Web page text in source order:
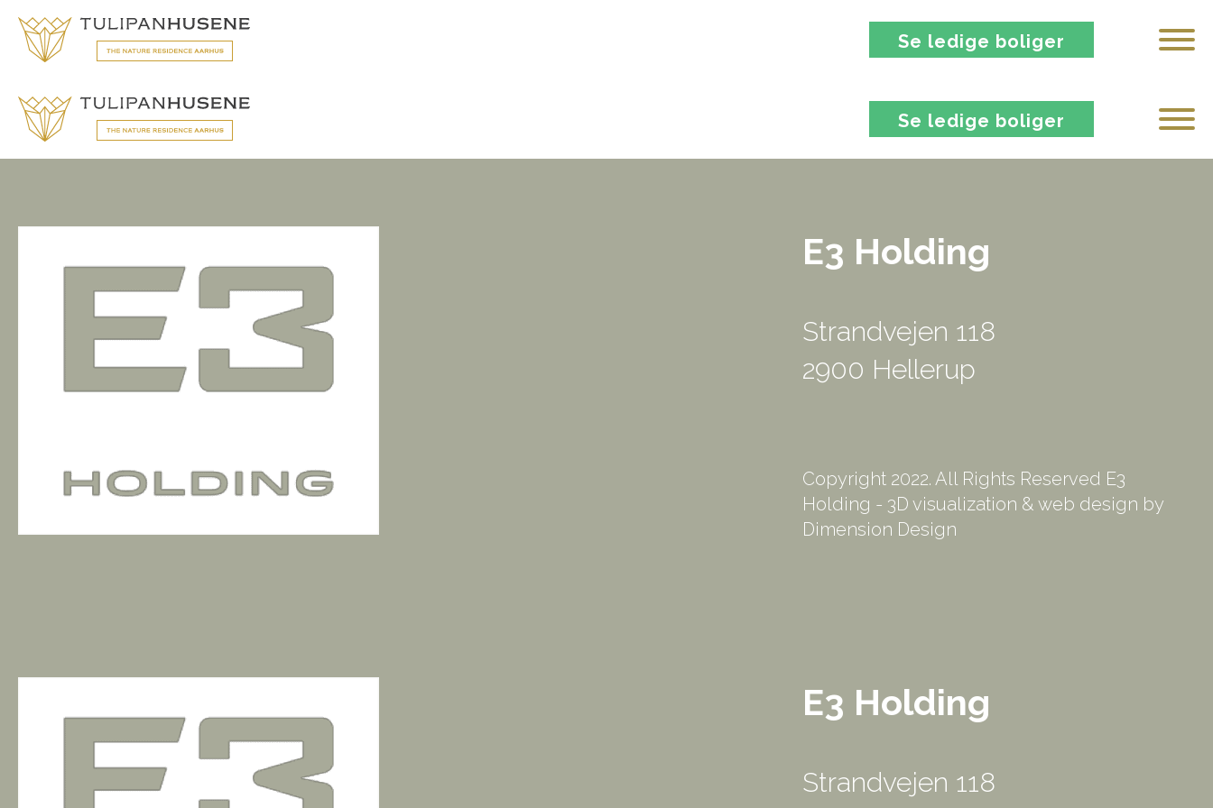
Se ledige boliger
Se ledige boliger
E3 Holding
Strandvejen 118
2900 Hellerup
Copyright 2022. All Rights Reserved E3
Holding - 3D visualization & web design by
Dimension Design
E3 Holding
Strandvejen 118